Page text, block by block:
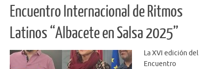
Encuentro Internacional de Ritmos
Latinos “Albacete en Salsa 2025”
La XVI edición del
Encuentro